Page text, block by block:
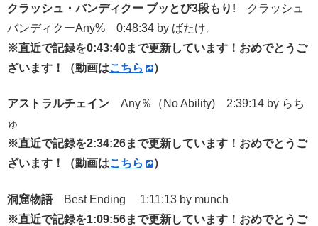
クラッシュ・バンディクー ブッとび3段もり! クラッシュ
バンディクーAny% 0:48:34 by ばたけ。
※直近で記録を0:43:40まで更新しています！おめでとうご
ざいます！（動画はこちら ）
アストラルチェイン Any％（No Ability) 2:39:14 by らち
ゅ
※直近で記録を2:34:26まで更新しています！おめでとうご
ざいます！（動画はこちら ）
洞窟物語Best Ending 1:11:13 by munch
※直近で記録を1:09:56まで更新しています！おめでとうご